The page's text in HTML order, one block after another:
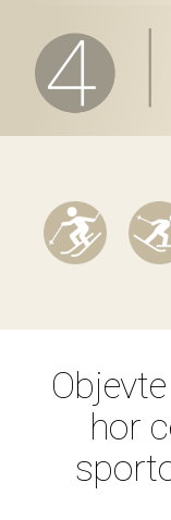
hor